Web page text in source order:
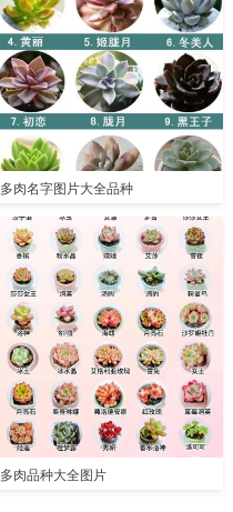
多肉名字图片大全品种
多肉品种大全图片